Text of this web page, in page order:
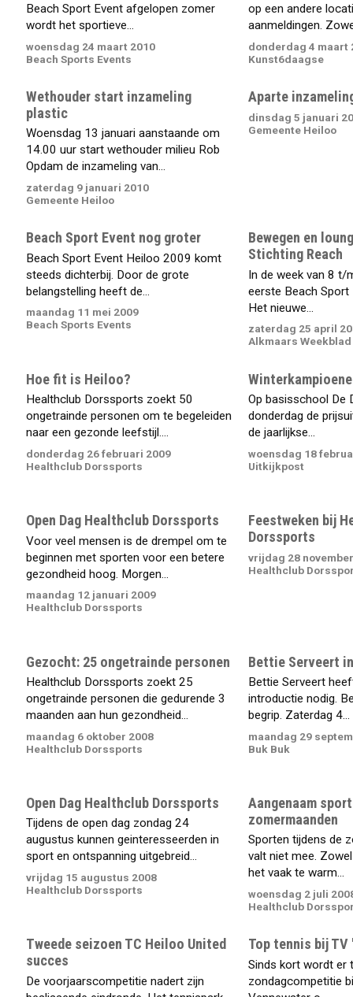
Beach Sport Event afgelopen zomer
wordt het sportieve...
woensdag 24 maart 2010
Beach Sports Events
op een andere
aanmeldingen.
donderdag 4 maart
Kunst6daagse
Wethouder start inzameling
plastic
Woensdag 13 januari aanstaande om
14.00 uur start wethouder milieu Rob
Opdam de inzameling van...
zaterdag 9 januari 2010
Gemeente Heiloo
Aparte
dinsdag 5 januari
Gemeente Heiloo
Beach Sport Event nog groter
Beach Sport Event Heiloo 2009 komt
steeds dichterbij. Door de grote
belangstelling heeft de...
maandag 11 mei 2009
Beach Sports Events
Bewegen en
Stichting Reach
In de week van 8 t/
eerste Beach Sport
Het nieuwe...
zaterdag 25 april
Alkmaars Weekblad
Hoe fit is Heiloo?
Healthclub Dorssports zoekt 50
ongetrainde personen om te begeleiden
naar een gezonde leefstijl....
donderdag 26 februari 2009
Healthclub Dorssports
Op basisschool De
donderdag de
de jaarlijkse...
woensdag 18
Uitkijkpost
Open Dag Healthclub Dorssports
Voor veel mensen is de drempel om te
beginnen met sporten voor een betere
gezondheid hoog. Morgen...
maandag 12 januari 2009
Healthclub Dorssports
Feestweken bij
Dorssports
vrijdag 28
Healthclub
Gezocht: 25 ongetrainde personen
Healthclub Dorssports zoekt 25
ongetrainde personen die gedurende 3
maanden aan hun gezondheid...
maandag 6 oktober 2008
Healthclub Dorssports
Bettie Serveert
Bettie Serveert
introductie nodig.
begrip. Zaterdag 4...
maandag 29
Buk Buk
Open Dag Healthclub Dorssports
Tijdens de open dag zondag 24
augustus kunnen geinteresseerden in
sport en ontspanning uitgebreid...
vrijdag 15 augustus 2008
Healthclub Dorssports
Aangenaam
zomermaanden
Sporten tijdens de
valt niet mee.
het vaak te warm...
woensdag 2 juli
Healthclub
Tweede seizoen TC Heiloo United
succes
De voorjaarscompetitie nadert zijn
Top tennis bij
Sinds kort wordt er
zondagcompetitie